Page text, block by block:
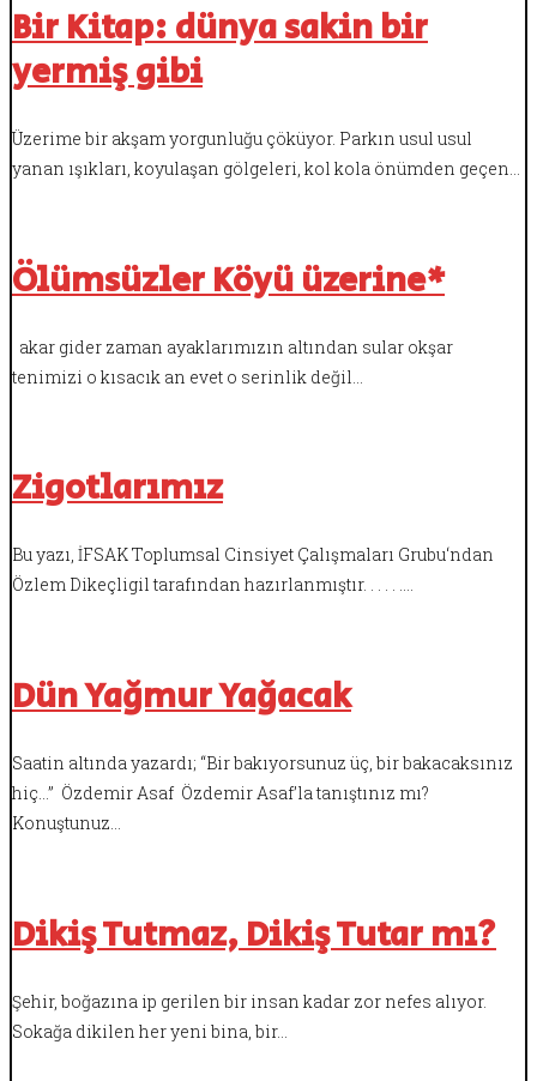
Bir Kitap: dünya sakin bir
yermiş gibi
Üzerime bir akşam yorgunluğu çöküyor. Parkın usul usul
yanan ışıkları, koyulaşan gölgeleri, kol kola önümden geçen…
Ölümsüzler Köyü üzerine*
akar gider zaman ayaklarımızın altından sular okşar
tenimizi o kısacık an evet o serinlik değil…
Zigotlarımız
Bu yazı, İFSAK Toplumsal Cinsiyet Çalışmaları Grubu‘ndan
Özlem Dikeçligil tarafından hazırlanmıştır. . . . . .…
Dün Yağmur Yağacak
Saatin altında yazardı; “Bir bakıyorsunuz üç, bir bakacaksınız
hiç…” Özdemir Asaf Özdemir Asaf’la tanıştınız mı?
Konuştunuz…
Dikiş Tutmaz, Dikiş Tutar mı?
Şehir, boğazına ip gerilen bir insan kadar zor nefes alıyor.
Sokağa dikilen her yeni bina, bir…